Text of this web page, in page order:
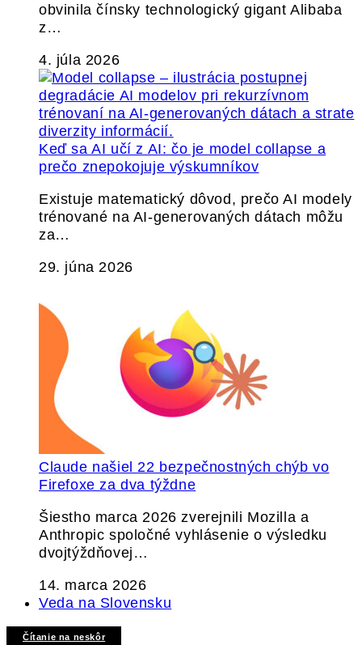
obvinila čínsky technologický gigant Alibaba
z…
4. júla 2026
Keď sa AI učí z AI: čo je model collapse a
prečo znepokojuje výskumníkov
Existuje matematický dôvod, prečo AI modely
trénované na AI-generovaných dátach môžu
za…
29. júna 2026
Claude našiel 22 bezpečnostných chýb vo
Firefoxe za dva týždne
Šiestho marca 2026 zverejnili Mozilla a
Anthropic spoločné vyhlásenie o výsledku
dvojtýždňovej…
14. marca 2026
Veda na Slovensku
Čítanie na neskôr